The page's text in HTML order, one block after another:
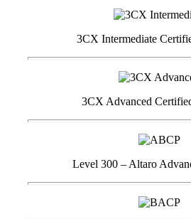
3CX Intermediate
3CX Advanced
Level 300 – Altaro